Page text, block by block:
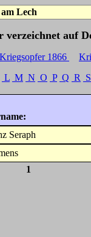
Lech
verzeichnet auf
Kriegsopfer 1866
L M N O P Q R S
Seraph
1